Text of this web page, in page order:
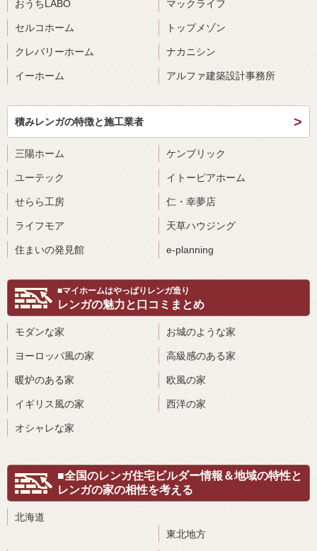
おうちLABO マックライフ
セルコホーム トップメゾン
クレバリーホーム ナカニシン
イーホーム アルファ建築設計事務所
積みレンガの特徴と施工業者
三陽ホーム ケンブリック
ユーテック イトーピアホーム
せらら工房 仁・幸夢店
ライフモア 天草ハウジング
住まいの発見館 e-planning
■マイホームはやっぱりレンガ造り
レンガの魅力と口コミまとめ
モダンな家 お城のような家
ヨーロッパ風の家 高級感のある家
暖炉のある家 欧風の家
イギリス風の家 西洋の家
オシャレな家
■全国のレンガ住宅ビルダー情報＆地域の特性と
レンガの家の相性を考える
北海道
東北地方